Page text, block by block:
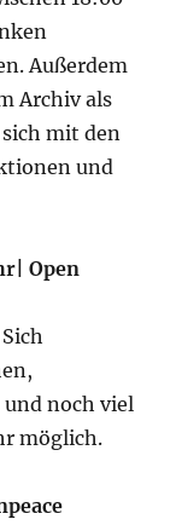
Außerdem
Archiv als
mit den
und
Open
noch viel
möglich.